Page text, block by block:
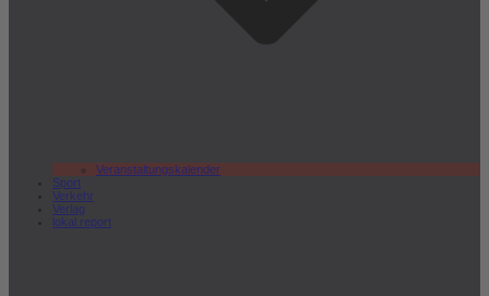
Veranstaltungskalender
Sport
Verkehr
Verlag
lokal.report